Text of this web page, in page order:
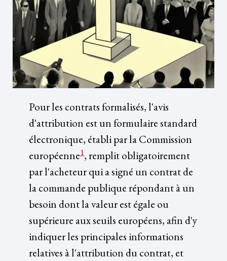
Pour les contrats formalisés, l'avis
d'attribution est un formulaire standard
électronique, établi par la Commission
européenne1, remplit obligatoirement
par l'acheteur qui a signé un contrat de
la commande publique répondant à un
besoin dont la valeur est égale ou
supérieure aux seuils européens, afin d'y
indiquer les principales informations
relatives à l'attribution du contrat, et